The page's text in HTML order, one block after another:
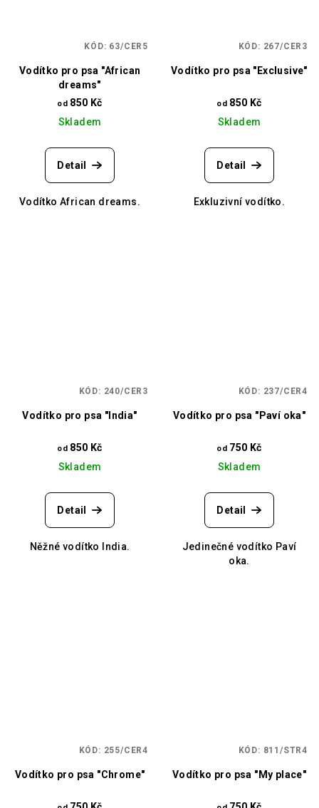
Vodítko pro psa "African
dreams"
od 850 Kč
Skladem
Detail
Vodítko African dreams.
KÓD: 63/CER5
Vodítko pro psa "Exclusive"
od 850 Kč
Skladem
Detail
Exkluzivní vodítko.
KÓD: 267/CER3
Vodítko pro psa "India"
od 850 Kč
Skladem
Detail
Něžné vodítko India.
KÓD: 240/CER3
Vodítko pro psa "Paví oka"
od 750 Kč
Skladem
Detail
Jedinečné vodítko Paví
oka.
KÓD: 237/CER4
Vodítko pro psa "Chrome"
KÓD: 255/CER4
Vodítko pro psa "My place"
KÓD: 811/STR4